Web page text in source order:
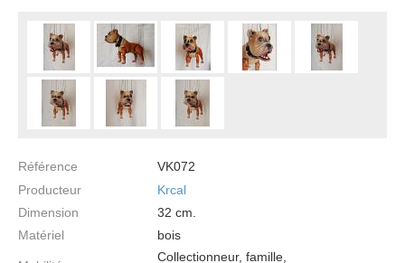
Référence
VK072
Producteur
Krcal
Dimension
32 cm.
Matériel
bois
Collectionneur, famille,